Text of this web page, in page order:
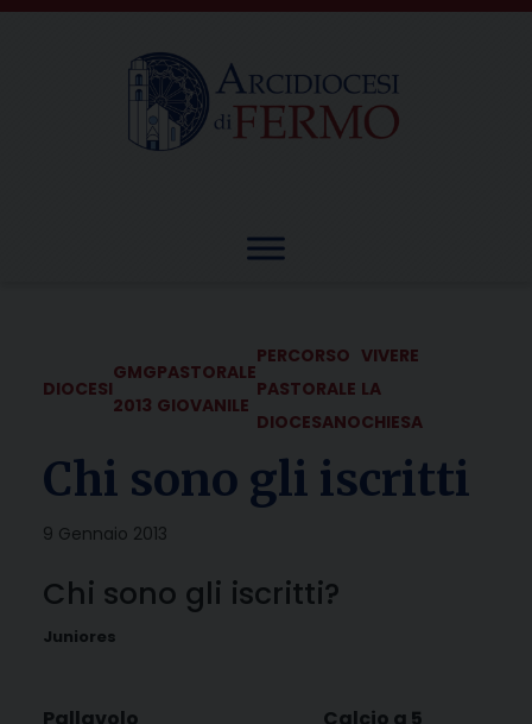
Skip
DIOCESI
GMG
2013
PASTORALE
GIOVANILE
PERCORSO
PASTORALE
DIOCESANO
VIVERE
LA
CHIESA
Chi sono gli iscritti
9 Gennaio 2013
Chi sono gli iscritti?
Juniores
Pallavolo Calcio a 5